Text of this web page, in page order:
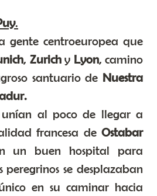
.
gente centroeuropea que
, Zurichy Lyon, camino
santuario de Nuestra
.
unían al poco de llegar a
francesa de Ostabar
un buen hospital para
peregrinos se desplazaban
en su caminar hacia